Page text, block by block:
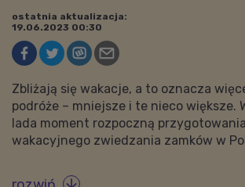
ostatnia aktualizacja:
19.06.2023 00:30
Zbliżają się wakacje, a to oznacza
podróże – mniejsze i te nieco większe.
lada moment rozpoczną
wakacyjnego zwiedzania zamków w
